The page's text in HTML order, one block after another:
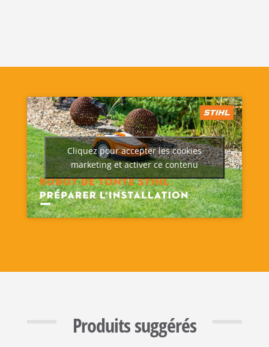
Cliquez pour accepter les cookies
marketing et activer ce contenu
Produits suggérés